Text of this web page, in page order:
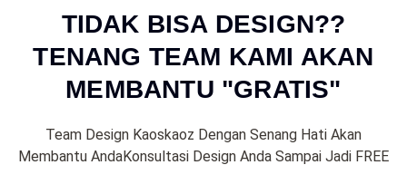
TIDAK BISA DESIGN??
TENANG TEAM KAMI AKAN
MEMBANTU "GRATIS"
Team Design Kaoskaoz Dengan Senang Hati Akan
Membantu AndaKonsultasi Design Anda Sampai Jadi FREE